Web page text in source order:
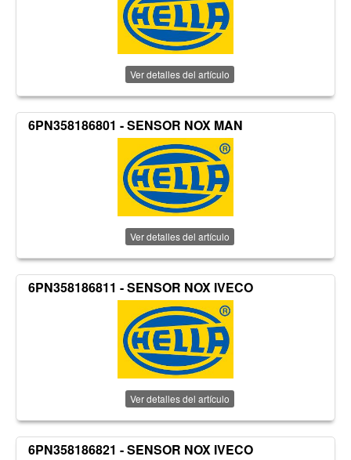
Ver detalles del artículo
6PN358186801 - SENSOR NOX MAN
Ver detalles del artículo
6PN358186811 - SENSOR NOX IVECO
Ver detalles del artículo
6PN358186821 - SENSOR NOX IVECO